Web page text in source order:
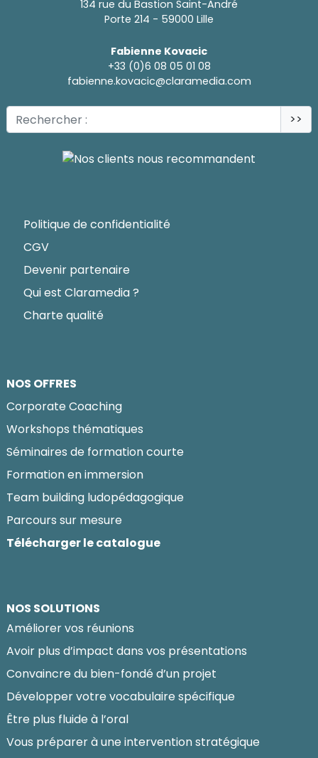
134 rue du Bastion Saint-André
Porte 214 - 59000 Lille
Fabienne Kovacic
+33 (0)6 08 05 01 08
fabienne.kovacic@claramedia.com
>>
Politique de confidentialité
CGV
Devenir partenaire
Qui est Claramedia ?
Charte qualité
NOS OFFRES
Corporate Coaching
Workshops thématiques
Séminaires de formation courte
Formation en immersion
Team building ludopédagogique
Parcours sur mesure
Télécharger le catalogue
NOS SOLUTIONS
Améliorer vos réunions
Avoir plus d’impact dans vos présentations
Convaincre du bien-fondé d’un projet
Développer votre vocabulaire spécifique
Être plus fluide à l’oral
Vous préparer à une intervention stratégique